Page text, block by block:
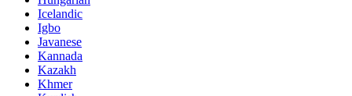
Icelandic
Igbo
Javanese
Kannada
Kazakh
Khmer